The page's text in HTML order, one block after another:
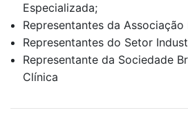
Especializada;
Representantes da
Representantes do Setor
Representante da Sociedade
Clínica